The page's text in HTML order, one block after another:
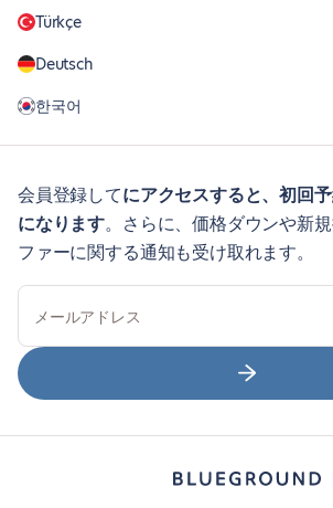
Türkçe
Deutsch
한국어
会員登録してにアクセスすると、初回
になります。さらに、価格ダウンや新
ファーに関する通知も受け取れます。
メールアドレス